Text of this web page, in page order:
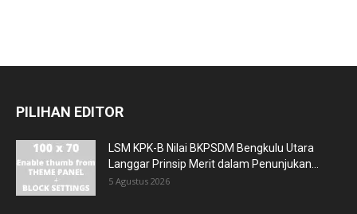
PILIHAN EDITOR
LSM KPK-B Nilai BKPSDM Bengkulu Utara
Langgar Prinsip Merit dalam Penunjukan...
5 Agustus 2026